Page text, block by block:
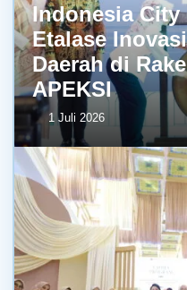
Indonesia City
Etalase
Daerah di
APEKSI
1 Juli 2026